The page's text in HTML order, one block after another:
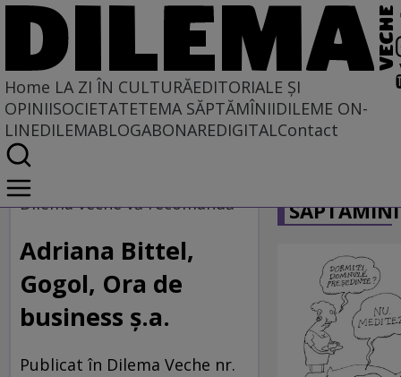
Home LA ZI ÎN CULTURĂEDITORIALE ȘI
OPINIISOCIETATETEMA SĂPTĂMÎNIIDILEME ON-
LINEDILEMABLOGABONAREDIGITALContact
Home
La zi în cultură
Dilema veche vă recomandă
Adriana Bittel,
Gogol, Ora de
business ş.a.
Publicat în Dilema Veche nr.